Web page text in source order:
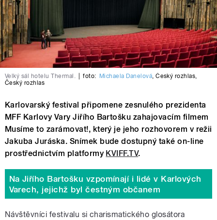
Velký sál hotelu Thermal. foto: Michaela Danelová,Český rozhlas,
Český rozhlas
Karlovarský festival připomene zesnulého prezidenta
MFF Karlovy Vary Jiřího Bartošku zahajovacím filmem
Musíme to zarámovat!, který je jeho rozhovorem v režii
Jakuba Juráska. Snímek bude dostupný také on-line
prostřednictvím platformy KVIFF.TV.
Na Jiřího Bartošku vzpomínají i lidé v Karlových
Varech, jejichž byl čestným občanem
Návštěvníci festivalu si charismatického glosátora